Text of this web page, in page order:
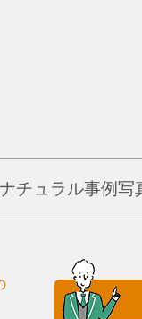
ナチュラル事例写